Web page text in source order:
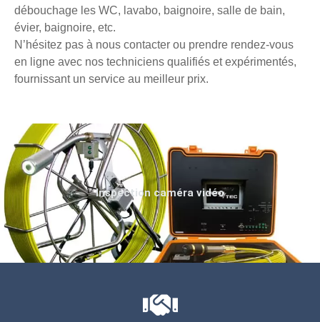
débouchage les WC, lavabo, baignoire, salle de bain,
évier, baignoire, etc.
N’hésitez pas à nous contacter ou prendre rendez-vous
en ligne avec nos techniciens qualifiés et expérimentés,
fournissant un service au meilleur prix.
Inspection caméra vidéo